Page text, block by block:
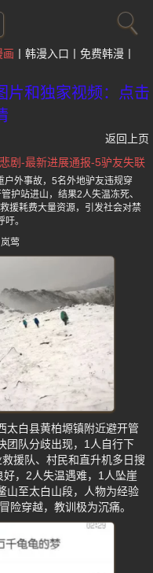
画 韩漫入口
免费韩漫
片和独家视频：点击
返回上页
剧-最新进展通报-5驴友失联
外事故，5名外地驴友违规穿
护站进山，结果2人失温冻死、
援耗费大量资源，引发社会对禁
。
岚莺
太白县黄柏塬镇附近避开管
团队分歧出现，1人自行下
援队、村民和直升机多日搜
，2人失温遇难，1人坠崖
山至太白山段，人物为经验
险穿越，教训极为沉痛。